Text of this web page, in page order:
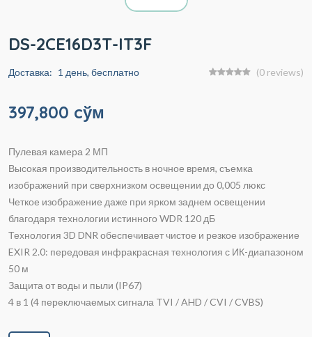
DS-2CE16D3T-IT3F
Доставка: 1 день, бесплатно (0 reviews)
397,800 cўм
Пулевая камера 2 МП
Высокая производительность в ночное время, съемка
изображений при сверхнизком освещении до 0,005 люкс
Четкое изображение даже при ярком заднем освещении
благодаря технологии истинного WDR 120 дБ
Технология 3D DNR обеспечивает чистое и резкое изображение
EXIR 2.0: передовая инфракрасная технология с ИК-диапазоном
50 м
Защита от воды и пыли (IP67)
4 в 1 (4 переключаемых сигнала TVI / AHD / CVI / CVBS)